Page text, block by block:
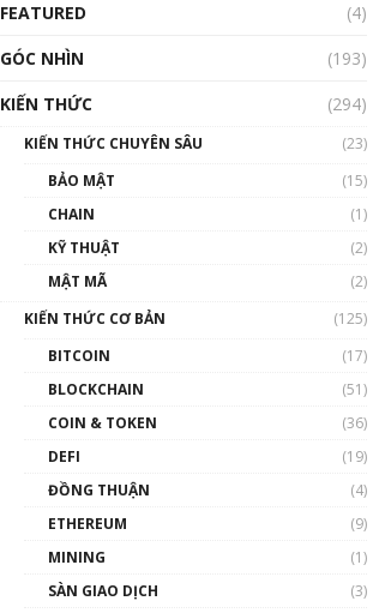
nhân vật ảnh hưởng nhất
hệ sinh thái tiền mã hoá |
Blockchain
Nhân sự tương lại ngành
Blockchain Việt Nam | Phổ
cập Blockchain
Blockchain đang được ứng
FEATURED
(4)
GÓC NHÌN
(193)
KIẾN THỨC
(294)
KIẾN THỨC CHUYÊN SÂU
(23)
BẢO MẬT
(15)
CHAIN
(1)
KỸ THUẬT
(2)
MẬT MÃ
(2)
KIẾN THỨC CƠ BẢN
(125)
BITCOIN
(17)
BLOCKCHAIN
(51)
COIN & TOKEN
(36)
DEFI
(19)
ĐỒNG THUẬN
(4)
ETHEREUM
(9)
MINING
(1)
SÀN GIAO DỊCH
(3)